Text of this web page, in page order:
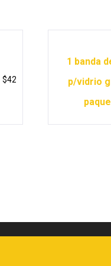
$42
1 banda
p/vidrio